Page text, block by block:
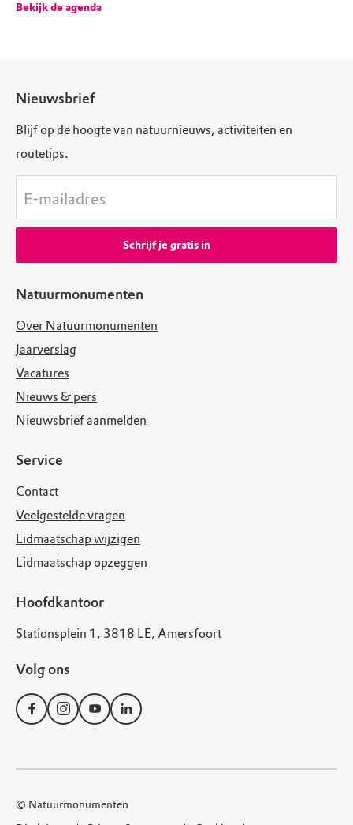
Bekijk de agenda
Natuurmonumenten
Over Natuurmonumenten
Jaarverslag
Vacatures
Nieuws & pers
Nieuwsbrief aanmelden
Service
Contact
Veelgestelde vragen
Lidmaatschap wijzigen
Lidmaatschap opzeggen
Hoofdkantoor
Stationsplein 1, 3818 LE, Amersfoort
Volg ons
Nieuwsbrief
Blijf op de hoogte van natuurnieuws, activiteiten en
routetips.
E-mailadres
Schrijf je gratis in
© Natuurmonumenten